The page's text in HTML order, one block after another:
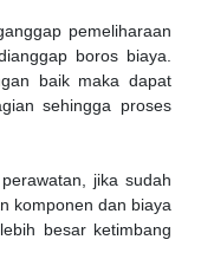
pemeliharaan
boros biaya.
baik maka dapat
sehingga proses
jika sudah
komponen dan biaya
besar ketimbang